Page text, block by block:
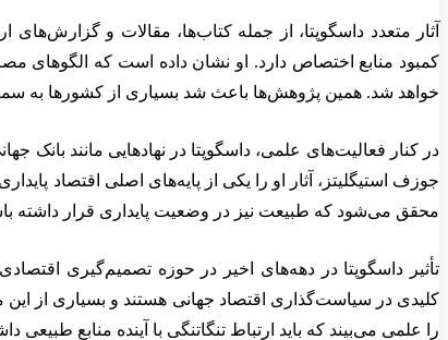
آثار متعدد داسگوپتا، از جمله کتاب‌ها، مقالات و
کمبود منابع اختصاص دارد. او نشان داده است که الگوهای
خواهد شد. همین پژوهش‌ها باعث شد بسیاری از کشورها به
در کنار فعالیت‌های علمی، داسگوپتا در نهادهایی مانند
محقق می‌شود که طبیعت نیز در وضعیت پایداری قرار داشته
تأثیر داسگوپتا در دهه‌های اخیر در حوزه تصمیم‌گیری
کلیدی در سیاست‌گذاری اقتصاد جهانی هستند و بسیاری از این
را علمی می‌بیند که باید ارتباط تنگاتنگی با آینده منابع طبیعی